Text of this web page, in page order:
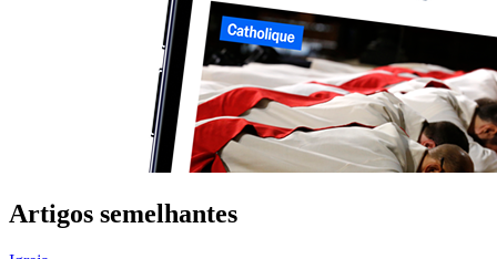
Artigos semelhantes